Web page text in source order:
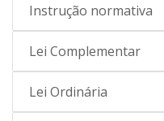
Instrução normativa
Lei Complementar
Lei Ordinária